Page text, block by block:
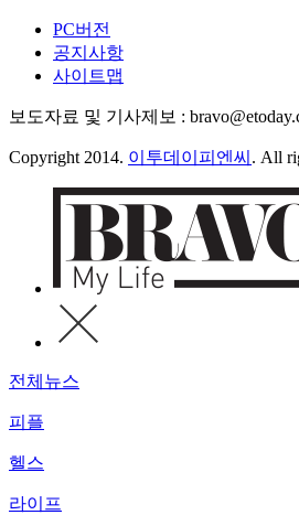
PC버전
공지사항
사이트맵
보도자료 및 기사제보 :
Copyright 2014. 이투데이피엔씨 . All
전체뉴스
피플
헬스
라이프